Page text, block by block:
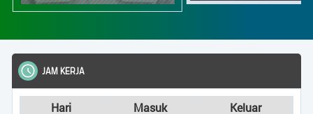
Masuk
Keluar
Jumlah Penduduk